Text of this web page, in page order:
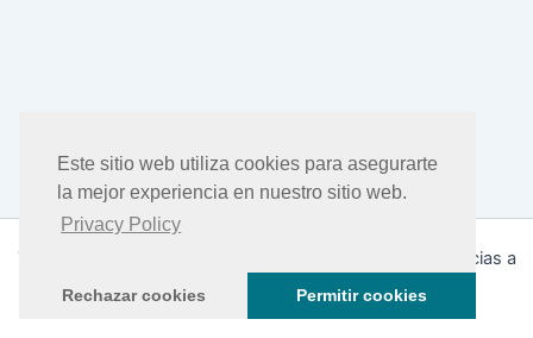
Este sitio web utiliza cookies para asegurarte
la mejor experiencia en nuestro sitio web.
Privacy Policy
Rechazar cookies Permitir cookies
Todos los derechos © 2026 DHEA Facts | Funciona gracias a
Tema Astra para WordPress